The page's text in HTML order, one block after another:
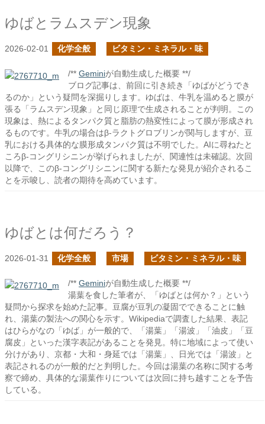
ゆばとラムスデン現象
2026-02-01 化学全般 ビタミン・ミネラル・味
/** Geminiが自動生成した概要 **/
ブログ記事は、前回に引き続き「ゆばがどうでき
るのか」という疑問を深掘りします。ゆばは、牛乳を温めると膜が
張る「ラムスデン現象」と同じ原理で生成されることが判明。この
現象は、熱によるタンパク質と脂肪の熱変性によって膜が形成され
るものです。牛乳の場合はβ-ラクトグロブリンが関与しますが、豆
乳における具体的な膜形成タンパク質は不明でした。AIに尋ねたと
ころβ-コングリシニンが挙げられましたが、関連性は未確認。次回
以降で、このβ-コングリシニンに関する新たな発見が紹介されるこ
とを示唆し、読者の期待を高めています。
ゆばとは何だろう？
2026-01-31 化学全般 市場 ビタミン・ミネラル・味
/** Geminiが自動生成した概要 **/
湯葉を食した筆者が、「ゆばとは何か？」という
疑問から探求を始めた記事。豆腐が豆乳の凝固でできることに触
れ、湯葉の製法への関心を示す。Wikipediaで調査した結果、表記
はひらがなの「ゆば」が一般的で、「湯葉」「湯波」「油皮」「豆
腐皮」といった漢字表記があることを発見。特に地域によって使い
分けがあり、京都・大和・身延では「湯葉」、日光では「湯波」と
表記されるのが一般的だと判明した。今回は湯葉の名称に関する考
察で締め、具体的な湯葉作りについては次回に持ち越すことを予告
している。